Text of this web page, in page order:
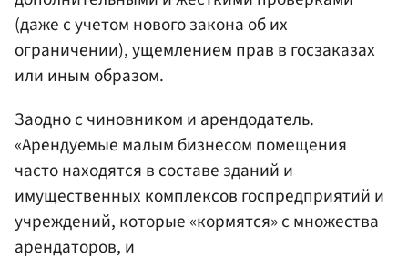
(даже с учетом нового закона об их
ограничении), ущемлением прав в госзаказах
или иным образом.
Заодно с чиновником и арендодатель.
«Арендуемые малым бизнесом помещения
часто находятся в составе зданий и
имущественных комплексов госпредприятий и
учреждений, которые «кормятся» с множества
арендаторов, и